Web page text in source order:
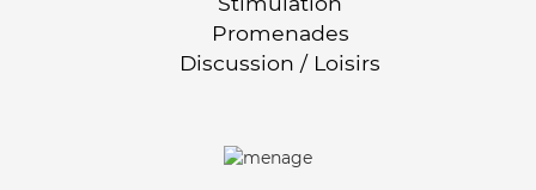
Promenades
Discussion / Loisirs